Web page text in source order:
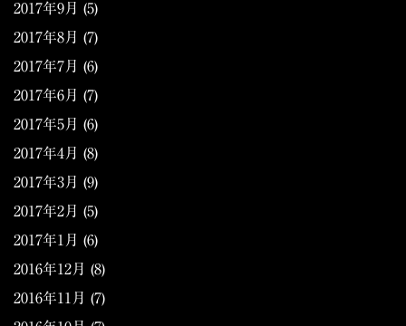
2017年9月 (5)
2017年8月 (7)
2017年7月 (6)
2017年6月 (7)
2017年5月 (6)
2017年4月 (8)
2017年3月 (9)
2017年2月 (5)
2017年1月 (6)
2016年12月 (8)
2016年11月 (7)